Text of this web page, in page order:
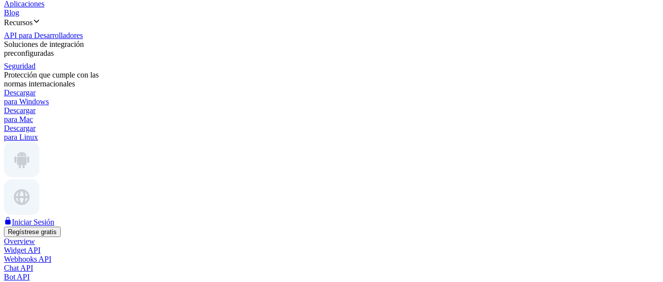
Aplicaciones
Blog
Recursos
API para Desarrolladores
Soluciones de integración
preconfiguradas
Seguridad
Protección que cumple con las
normas internacionales
Descargar
para Windows
Descargar
para Mac
Descargar
para Linux
Iniciar Sesión
Regístrese gratis
Overview
Widget API
Webhooks API
Chat API
Bot API